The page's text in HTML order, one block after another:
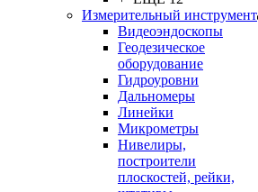
Измерительный инструмент
Видеоэндоскопы
Геодезическое
оборудование
Гидроуровни
Дальномеры
Линейки
Микрометры
Нивелиры,
построители
плоскостей, рейки,